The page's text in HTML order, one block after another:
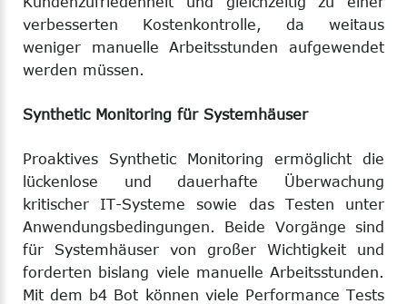
verbesserten Kostenkontrolle, da weitaus
weniger manuelle Arbeitsstunden aufgewendet
werden müssen.
Synthetic Monitoring für Systemhäuser
Proaktives Synthetic Monitoring ermöglicht die
lückenlose und dauerhafte Überwachung
kritischer IT-Systeme sowie das Testen unter
Anwendungsbedingungen. Beide Vorgänge sind
für Systemhäuser von großer Wichtigkeit und
forderten bislang viele manuelle Arbeitsstunden.
Mit dem b4 Bot können viele Performance Tests